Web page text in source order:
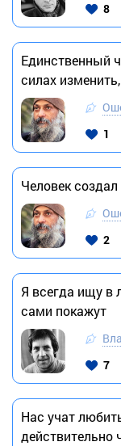
8
Единственный
силах
1
Человек
2
Я всегда ищу в
сами покажут
7
Нас учат
действительно